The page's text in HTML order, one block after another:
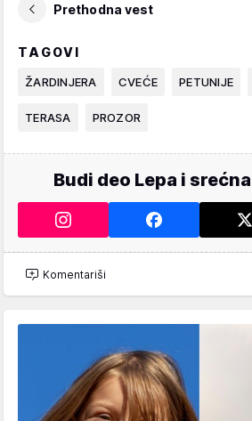
Prethodna vest
TAGOVI
ŽARDINJERA CVEĆE PETUNIJE
TERASA PROZOR
Budi deo Lepa i
Komentariši